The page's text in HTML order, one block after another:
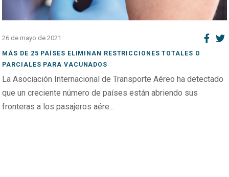
26 de mayo de 2021
MÁS DE 25 PAÍSES ELIMINAN RESTRICCIONES TOTALES O
PARCIALES PARA VACUNADOS
La Asociación Internacional de Transporte Aéreo ha detectado
que un creciente número de países están abriendo sus
fronteras a los pasajeros aére...